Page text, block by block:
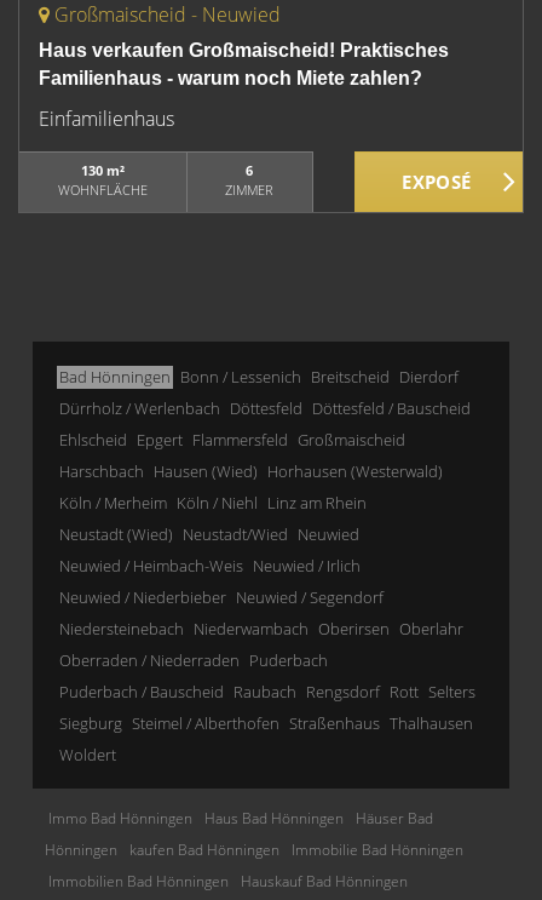
Großmaischeid - Neuwied
Haus verkaufen Großmaischeid! Praktisches
Familienhaus - warum noch Miete zahlen?
Einfamilienhaus
130 m²
WOHNFLÄCHE
6
ZIMMER
Bad Hönningen Bonn / Lessenich Breitscheid Dierdorf
Dürrholz / Werlenbach Döttesfeld Döttesfeld / Bauscheid
Ehlscheid Epgert Flammersfeld Großmaischeid
Harschbach Hausen (Wied) Horhausen (Westerwald)
Köln / Merheim Köln / Niehl Linz am Rhein
Neustadt (Wied) Neustadt/Wied Neuwied
Neuwied / Heimbach-Weis Neuwied / Irlich
Neuwied / Niederbieber Neuwied / Segendorf
Niedersteinebach Niederwambach Oberirsen Oberlahr
Oberraden / Niederraden Puderbach
Puderbach / Bauscheid Raubach Rengsdorf Rott Selters
Siegburg Steimel / Alberthofen Straßenhaus Thalhausen
Woldert
Immo Bad Hönningen Haus Bad Hönningen
Häuser Bad
Hönningen
kaufen Bad Hönningen
Immobilie Bad Hönningen
Immobilien Bad Hönningen
Hauskauf Bad Hönningen